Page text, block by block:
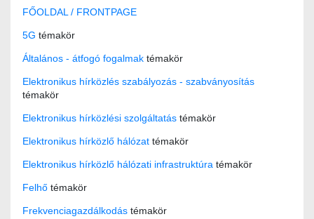
FŐOLDAL / FRONTPAGE
5G témakör
Általános - átfogó fogalmak témakör
Elektronikus hírközlés szabályozás - szabványosítás
témakör
Elektronikus hírközlési szolgáltatás témakör
Elektronikus hírközlő hálózat témakör
Elektronikus hírközlő hálózati infrastruktúra témakör
Felhő témakör
Frekvenciagazdálkodás témakör